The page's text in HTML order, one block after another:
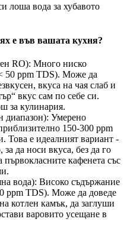
лоша вода за хубавото
е във вашата кухня?
RO): Много ниско
50 ppm TDS). Може да
вкуса на чая слаб и
вкус сам по себе си.
за кулинария.
диапазон): Умерено
150-300 ppm
Това е идеалният вариант -
за да носи вкуса, без да го
първокласните кафенета със
вода): Високо съдържание
ppm TDS). Може да доведе
котлен камък, да заглуши
варовито усещане в